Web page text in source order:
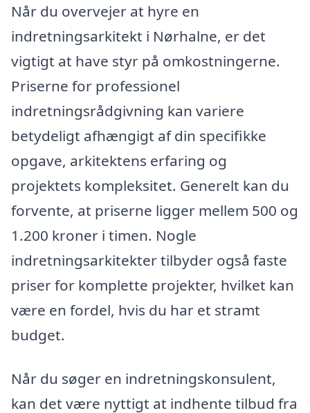
Når du overvejer at hyre en
indretningsarkitekt i Nørhalne, er det
vigtigt at have styr på omkostningerne.
Priserne for professionel
indretningsrådgivning kan variere
betydeligt afhængigt af din specifikke
opgave, arkitektens erfaring og
projektets kompleksitet. Generelt kan du
forvente, at priserne ligger mellem 500 og
1.200 kroner i timen. Nogle
indretningsarkitekter tilbyder også faste
priser for komplette projekter, hvilket kan
være en fordel, hvis du har et stramt
budget.
Når du søger en indretningskonsulent,
kan det være nyttigt at indhente tilbud fra